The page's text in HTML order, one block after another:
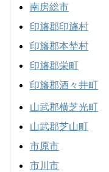
南房総市
印旛郡印旛村
印旛郡本埜村
印旛郡栄町
印旛郡酒々井町
山武郡横芝光町
山武郡芝山町
市原市
市川市